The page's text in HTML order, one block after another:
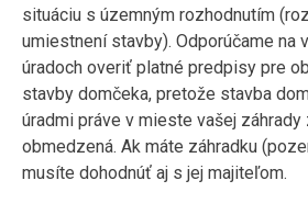
situáciu s územným rozhodnutím
umiestnení stavby). Odporúčame na
úradoch overiť platné predpisy pre
stavby domčeka, pretože stavba
úradmi práve v mieste vašej
obmedzená. Ak máte záhradku
musíte dohodnúť aj s jej majiteľom.